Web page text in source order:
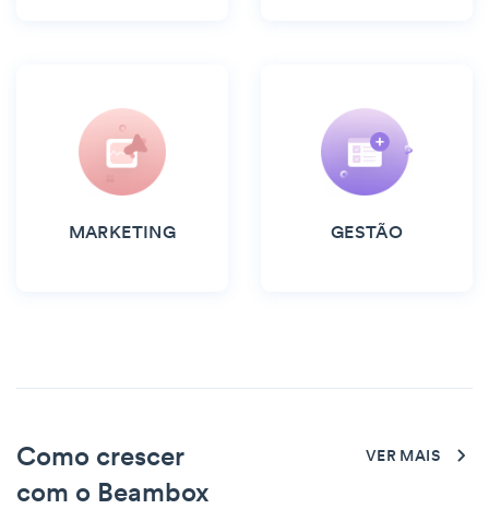
MARKETING GESTÃO
Como crescer
com o Beambox
VER MAIS